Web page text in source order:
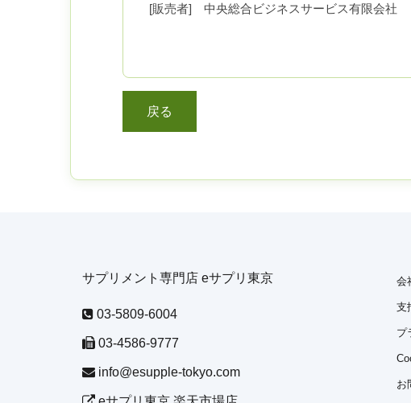
[販売者] 中央総合ビジネスサービス有限会社
サプリメント専門店 eサプリ東京
03-5809-6004
03-4586-9777
info@esupple-tokyo.com
会
支
プ
お